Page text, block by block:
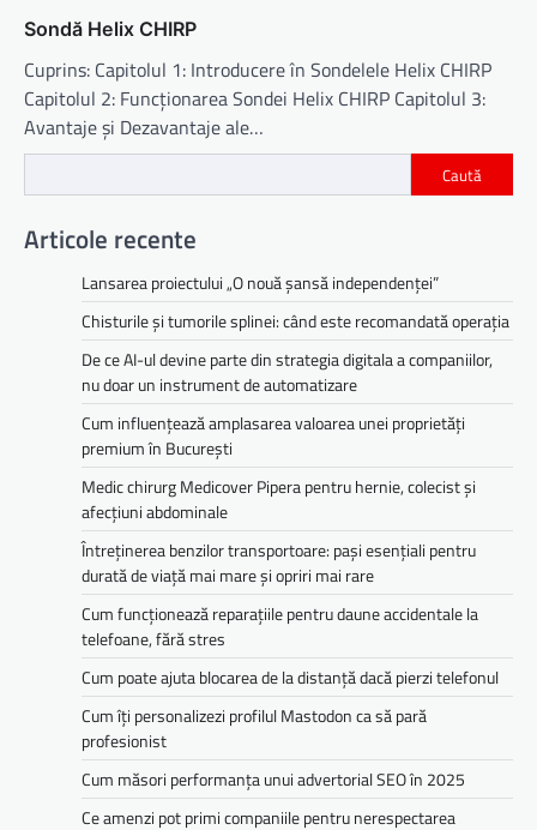
Sondă Helix CHIRP
Cuprins: Capitolul 1: Introducere în Sondelele Helix CHIRP
Capitolul 2: Funcționarea Sondei Helix CHIRP Capitolul 3:
Avantaje și Dezavantaje ale…
Caută
Articole recente
Lansarea proiectului „O nouă șansă independenței”
Chisturile și tumorile splinei: când este recomandată operația
De ce AI-ul devine parte din strategia digitala a companiilor,
nu doar un instrument de automatizare
Cum influențează amplasarea valoarea unei proprietăți
premium în București
Medic chirurg Medicover Pipera pentru hernie, colecist și
afecțiuni abdominale
Întreținerea benzilor transportoare: pași esențiali pentru
durată de viață mai mare și opriri mai rare
Cum funcționează reparațiile pentru daune accidentale la
telefoane, fără stres
Cum poate ajuta blocarea de la distanță dacă pierzi telefonul
Cum îți personalizezi profilul Mastodon ca să pară
profesionist
Cum măsori performanța unui advertorial SEO în 2025
Ce amenzi pot primi companiile pentru nerespectarea